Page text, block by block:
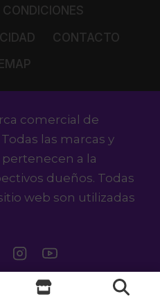
CONTACTO
comercial de
las marcas y
a la
dueños. Todas
web son utilizadas
KEYS S.A.S Todos los